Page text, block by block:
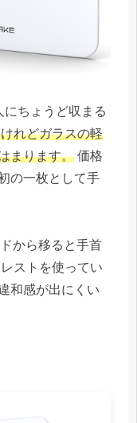
ちょうど収まる
れどガラスの軽
まります。 価格
の一枚として手
から移ると手首
ストを使ってい
和感が出にくい